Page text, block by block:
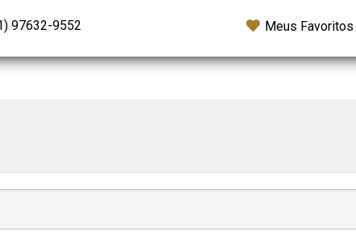
97632-9552 Meus Favoritos